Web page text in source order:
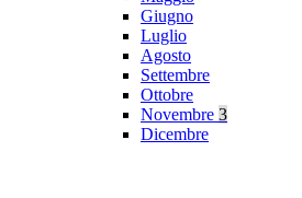
Giugno
Luglio
Agosto
Settembre
Ottobre
Novembre 3
Dicembre